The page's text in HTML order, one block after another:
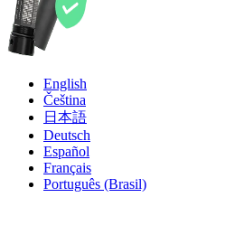
English
Čeština
日本語
Deutsch
Español
Français
Português (Brasil)